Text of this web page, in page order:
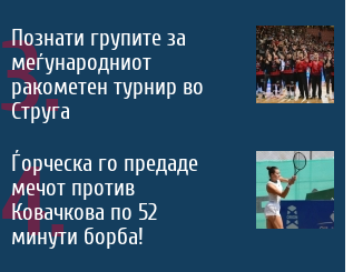
3.
Познати групите за
меѓународниот
ракометен турнир во
Струга
4.
Ѓорческа го предаде
мечот против
Ковачкова по 52
минути борба!